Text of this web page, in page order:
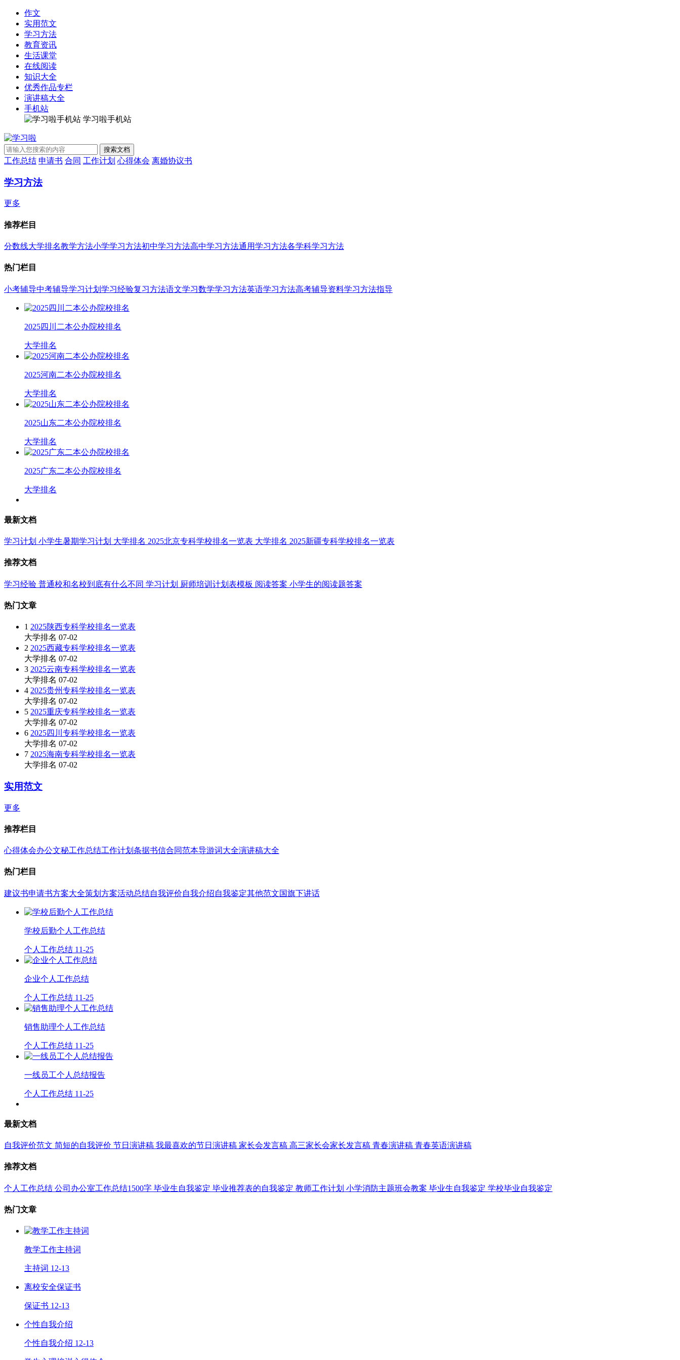
作文
实用范文
学习方法
教育资讯
生活课堂
在线阅读
知识大全
优秀作品专栏
演讲稿大全
手机站
学习啦手机站
工作总结 申请书 合同 工作计划 心得体会 离婚协议书
学习方法
更多
推荐栏目
分数线大学排名教学方法小学学习方法初中学习方法高中学习方法通用学习方法各学科学习方法
热门栏目
小考辅导中考辅导学习计划 学习经验复习方法语文学习数学学习方法英语学习方法高考辅导资料学习方法指导
2025四川二本公办院校排名
大学排名
2025河南二本公办院校排名
大学排名
2025山东二本公办院校排名
大学排名
2025广东二本公办院校排名
大学排名
最新文档
学习计划 小学生暑期学习计划 大学排名 2025北京专科学校排名一览表 大学排名 2025新疆专科学校排名一览表
推荐文档
学习经验 普通校和名校到底有什么不同 学习计划 厨师培训计划表模板 阅读答案 小学生的阅读题答案
热门文章
1 2025陕西专科学校排名一览表
大学排名 07-02
2 2025西藏专科学校排名一览表
大学排名 07-02
3 2025云南专科学校排名一览表
大学排名 07-02
4 2025贵州专科学校排名一览表
大学排名 07-02
5 2025重庆专科学校排名一览表
大学排名 07-02
6 2025四川专科学校排名一览表
大学排名 07-02
7 2025海南专科学校排名一览表
大学排名 07-02
实用范文
更多
推荐栏目
心得体会办公文秘工作总结工作计划 条据书信合同范本导游词大全演讲稿大全
热门栏目
建议书申请书方案大全策划方案活动总结自我评价自我介绍自我鉴定其他范文国旗下讲话
学校后勤个人工作总结
个人工作总结 11-25
企业个人工作总结
个人工作总结 11-25
销售助理个人工作总结
个人工作总结 11-25
一线员工个人总结报告
个人工作总结 11-25
最新文档
自我评价范文 简短的自我评价 节日演讲稿 我最喜欢的节日演讲稿 家长会发言稿 高三家长会家长发言稿 青春演讲稿 青春英语演讲稿
推荐文档
个人工作总结 公司办公室工作总结1500字 毕业生自我鉴定 毕业推荐表的自我鉴定 教师工作计划 小学消防主题班会教案 毕业生自我鉴定 学校毕业自我鉴定
热门文章
教学工作主持词
主持词 12-13
离校安全保证书
保证书 12-13
个性自我介绍
个性自我介绍 12-13